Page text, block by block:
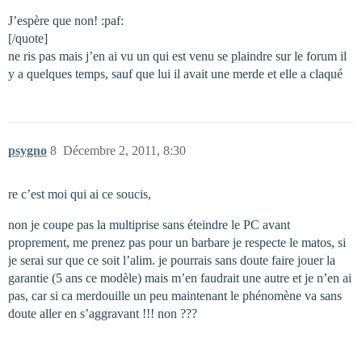
J’espère que non! :paf:
[/quote]
ne ris pas mais j’en ai vu un qui est venu se plaindre sur le forum il
y a quelques temps, sauf que lui il avait une merde et elle a claqué
psygno Décembre 2, 2011, 8:30
8
re c’est moi qui ai ce soucis,
non je coupe pas la multiprise sans éteindre le PC avant
proprement, me prenez pas pour un barbare je respecte le matos, si
je serai sur que ce soit l’alim. je pourrais sans doute faire jouer la
garantie (5 ans ce modèle) mais m’en faudrait une autre et je n’en ai
pas, car si ca merdouille un peu maintenant le phénomène va sans
doute aller en s’aggravant !!! non ???